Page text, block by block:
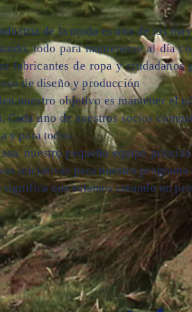
de la moda es uno de los
todo para mantenerse al día
fabricantes de ropa y ciudadanos
de diseño y producción
nuestro objetivo es mantener el
Cada uno de nuestros socios
y para todos.
nuestro pequeño equipo
iniciativas para nuestro
significa que estamos creando un